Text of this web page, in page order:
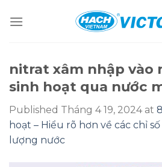
nitrat xâm nhập vào
sinh hoạt qua nước
Published Tháng 4 19, 2024at
hoạt – Hiểu rõ hơn về các chỉ
lượng nước